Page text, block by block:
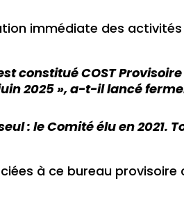
immédiate des
constitué COST
2025 », a-t-il lancé
: le Comité élu en
à ce bureau